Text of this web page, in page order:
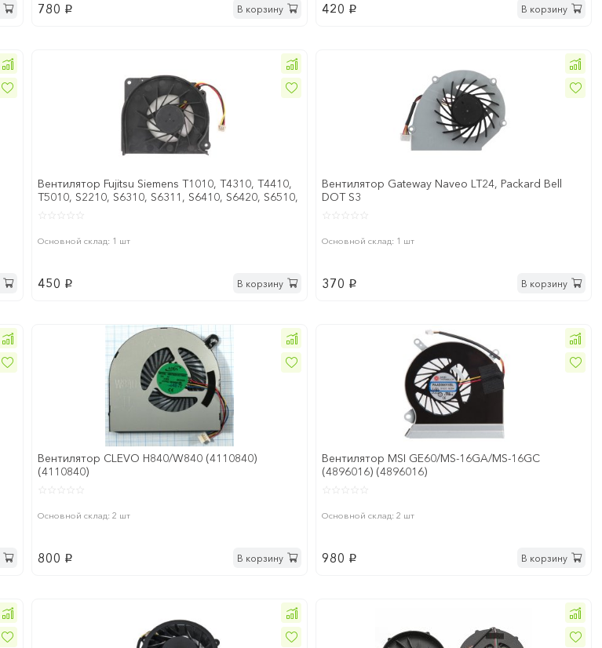
780 p В корзину 420 p В корзину
Вентилятор Fujitsu Siemens T1010, T4310, T4410,
T5010, S2210, S6310, S6311, S6410, S6420, S6510,
Основной склад: 1 шт
450 p В корзину
Вентилятор Gateway Naveo LT24, Packard Bell
DOT S3
Основной склад: 1 шт
370 p В корзину
Вентилятор CLEVO H840/W840 (4110840)
(4110840)
Основной склад: 2 шт
800 p В корзину
Вентилятор MSI GE60/MS-16GA/MS-16GC
(4896016) (4896016)
Основной склад: 2 шт
980 p В корзину